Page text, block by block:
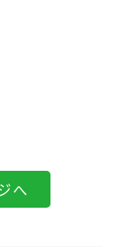
へ